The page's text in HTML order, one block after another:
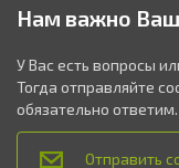
Нам важно
У Вас есть вопросы
Тогда отправляйте
обязательно ответим.
Отправить